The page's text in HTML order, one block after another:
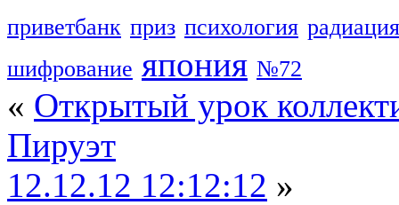
приветбанк приз психология радиация
шифрование япония №72
« Открытый урок
Пируэт
12.12.12 12:12:12 »